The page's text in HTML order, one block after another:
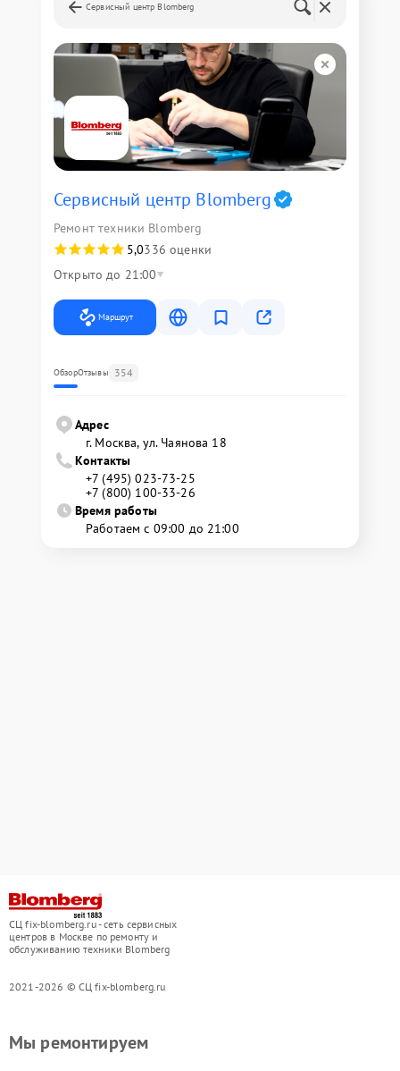
Сервисный центр Blomberg
Сервисный центр Blomberg
Ремонт техники Blomberg
5,0336 оценки
Открыто до 21:00
Маршрут
ОбзорОтзывы 354
Адрес
г. Москва, ул. Чаянова 18
Контакты
+7 (495) 023-73-25
+7 (800) 100-33-26
Время работы
Работаем с 09:00 до 21:00
СЦ fix-blomberg.ru - сеть сервисных
центров в Москве по ремонту и
обслуживанию техники Blomberg
2021-2026 © СЦ fix-blomberg.ru
Мы ремонтируем